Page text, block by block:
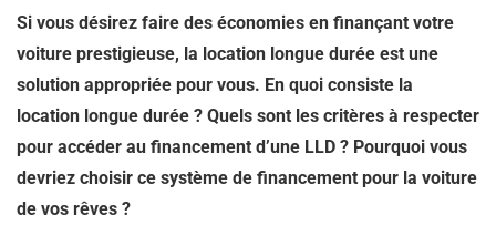
Si vous désirez faire des économies en finançant votre
voiture prestigieuse, la location longue durée est une
solution appropriée pour vous. En quoi consiste la
location longue durée ? Quels sont les critères à respecter
pour accéder au financement d’une LLD ? Pourquoi vous
devriez choisir ce système de financement pour la voiture
de vos rêves ?